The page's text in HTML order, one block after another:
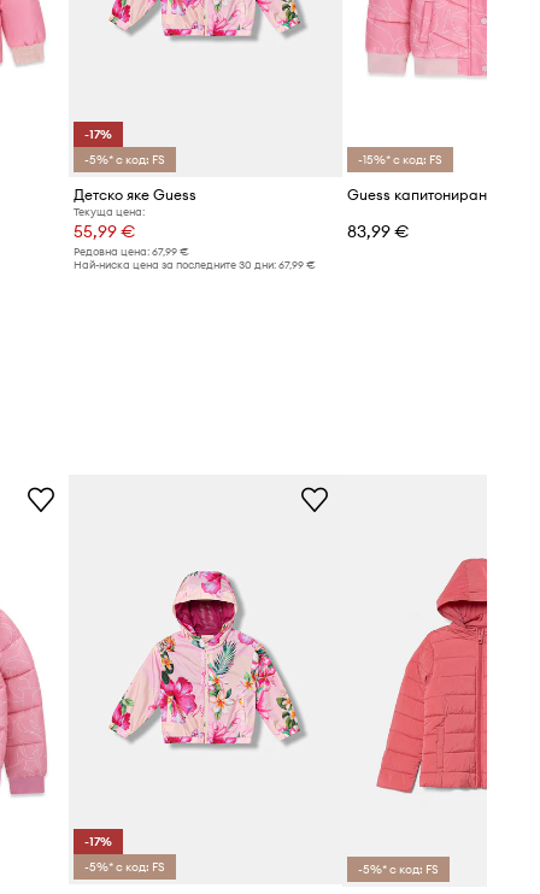
-17%
-5%* с код: FS
Детско яке Guess
Текуща цена:
55,99 €
Редовна цена:67,99 €
Най-ниска цена за последните 30 дни:67,99 €
-15%* с код: FS
Guess капитонирано яке
83,99 €
-17%
-5%* с код: FS
-5%* с код: FS